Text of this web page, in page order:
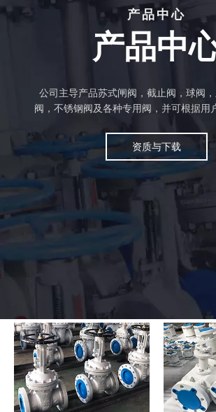
产品中心
产品中
公司主导产品苏式闸阀，截止阀，球阀​​
阀，不锈钢阀及各种专用阀，并可根据用
资质与下载